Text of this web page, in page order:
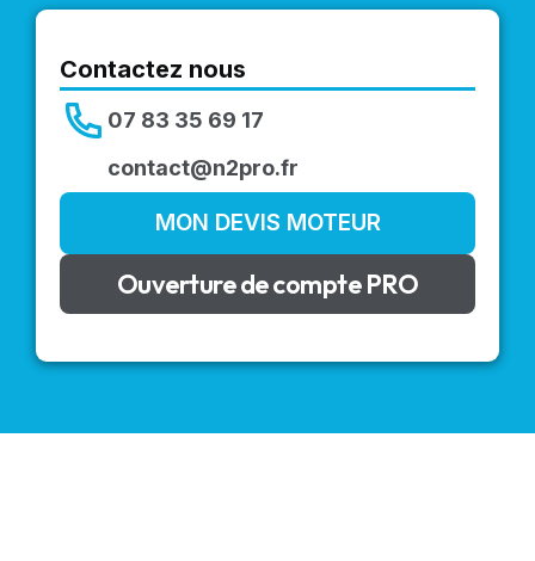
Contactez nous
07 83 35 69 17
contact@n2pro.fr
MON DEVIS MOTEUR
Ouverture de compte PRO